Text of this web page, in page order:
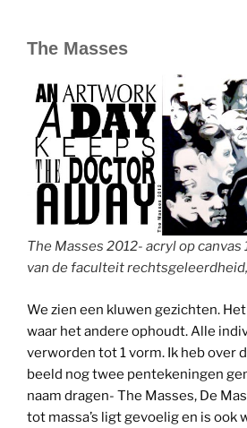
The Masses
The Masses 2012- acryl op
van de faculteit
We zien een kluwen gezichten.
waar het andere ophoudt. Alle
verworden tot 1 vorm. Ik heb over
beeld nog twee pentekeningen
naam dragen- The Masses, De
tot massa’s ligt gevoelig en is ook